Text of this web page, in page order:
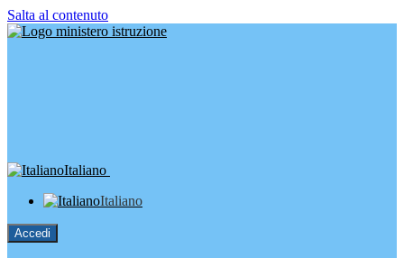
Salta al contenuto
Italiano
Italiano
Accedi